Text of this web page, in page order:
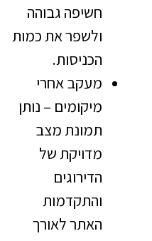
חשיפה גבוהה
ולשפר את כמות
הכניסות.
מעקב אחרי
מיקומים – נותן
תמונת מצב
מדויקת של
הדירוגים
והתקדמות
האתר לאורך